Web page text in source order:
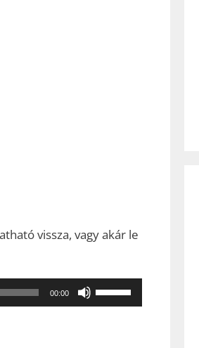
vissza, vagy akár le
00:00
A
hangerő